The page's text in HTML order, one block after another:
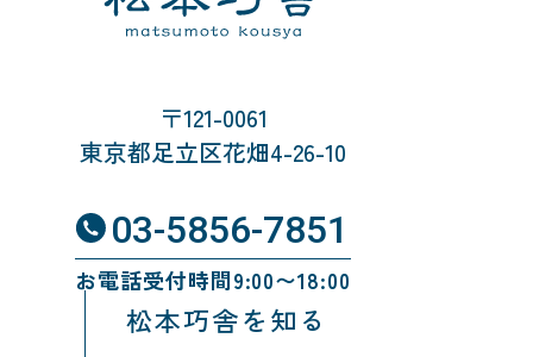
〒121-0061
東京都足立区花畑4-26-10
03-5856-7851
お電話受付時間9:00〜18:00
松本巧舎を知る